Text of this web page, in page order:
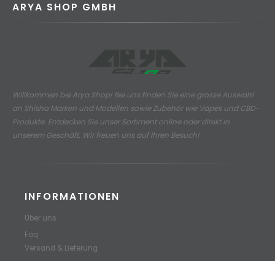
ARYA SHOP GMBH
Willkommen bei Arya Shop! Bei uns finden Sie eine grosse Auswahl
an Shisha Marken und Modellen sowie Zubehör wie Vapes und CBD-
Produkte. Entdecken Sie unser Sortiment online oder direkt in
unserem Geschäft. Wir freuen uns auf Ihren Besuch!
INFORMATIONEN
Über uns
Faq
Versand & Lieferung